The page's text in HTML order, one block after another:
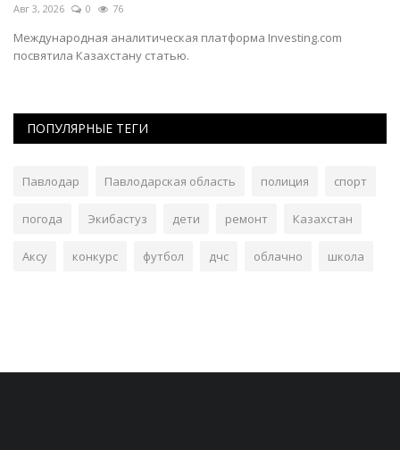
Авг 3, 2026 0 76
Международная аналитическая платформа Investing.com
посвятила Казахстану статью.
ПОПУЛЯРНЫЕ ТЕГИ
Павлодар Павлодарская область полиция спорт
погода Экибастуз дети ремонт Казахстан
Аксу конкурс футбол дчс облачно школа